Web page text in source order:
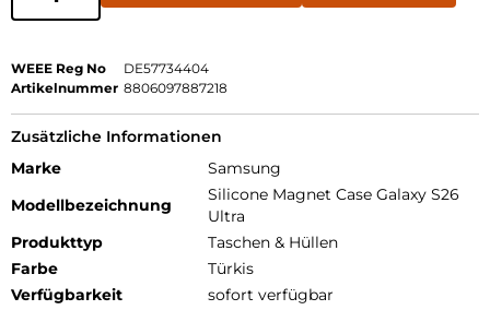
WEEE Reg No
DE57734404
Artikelnummer 8806097887218
Zusätzliche Informationen
Marke
Samsung
Modellbezeichnung
Silicone Magnet Case Galaxy S26
Ultra
Produkttyp
Taschen & Hüllen
Farbe
Türkis
Verfügbarkeit
sofort verfügbar